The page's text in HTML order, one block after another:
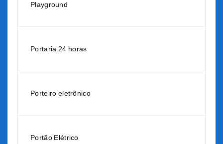
Playground
Portaria 24 horas
Porteiro eletrônico
Portão Elétrico